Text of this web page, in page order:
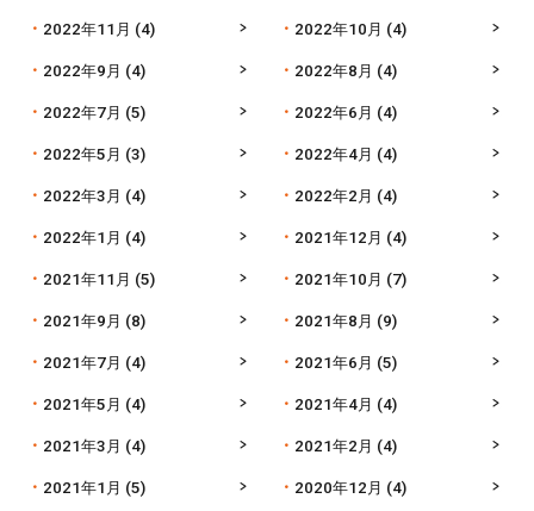
2022年11月 (4) 2022年10月 (4)
2022年9月 (4) 2022年8月 (4)
2022年7月 (5) 2022年6月 (4)
2022年5月 (3) 2022年4月 (4)
2022年3月 (4) 2022年2月 (4)
2022年1月 (4) 2021年12月 (4)
2021年11月 (5) 2021年10月 (7)
2021年9月 (8) 2021年8月 (9)
2021年7月 (4) 2021年6月 (5)
2021年5月 (4) 2021年4月 (4)
2021年3月 (4) 2021年2月 (4)
2021年1月 (5) 2020年12月 (4)